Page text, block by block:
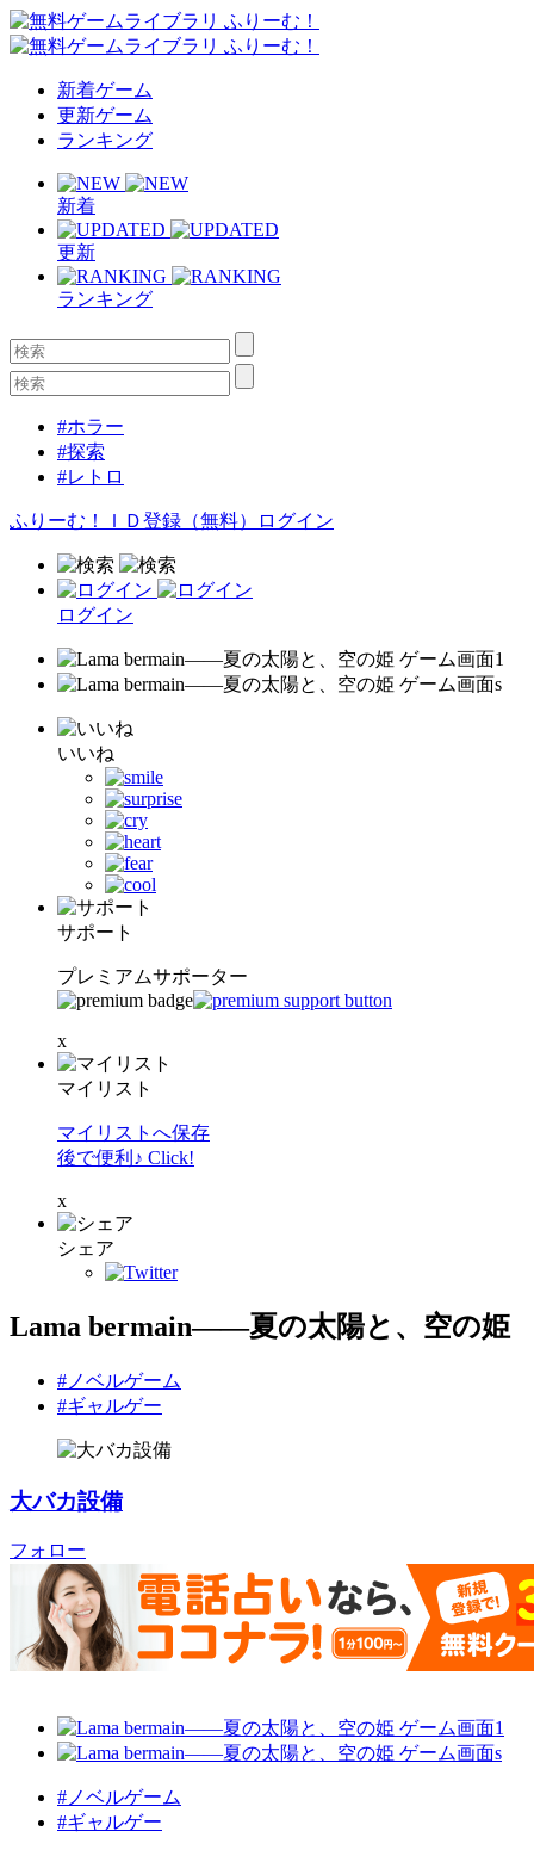
新着ゲーム
更新ゲーム
ランキング
新着
更新
ランキング
#ホラー
#探索
#レトロ
ふりーむ！ＩＤ登録（無料） ログイン
ログイン
いいね
サポート
プレミアムサポーター
x
マイリスト
マイリストへ保存
後で便利♪ Click!
x
シェア
Lama bermain――夏の太陽と、空の姫
#ノベルゲーム
#ギャルゲー
大バカ設備
フォロー
#ノベルゲーム
#ギャルゲー